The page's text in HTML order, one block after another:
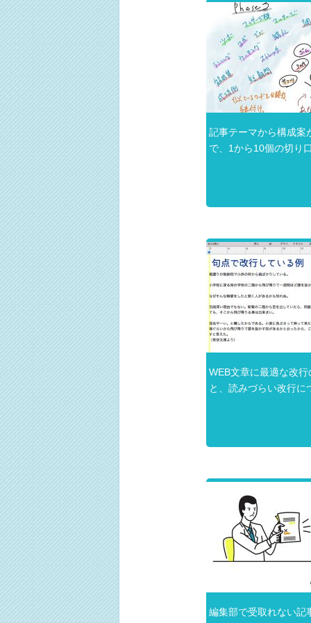
記事テーマから構成案
で、1から10個の切り
WEB文章に最適な改行
と、読みづらい改行に
編集部で受取れない記